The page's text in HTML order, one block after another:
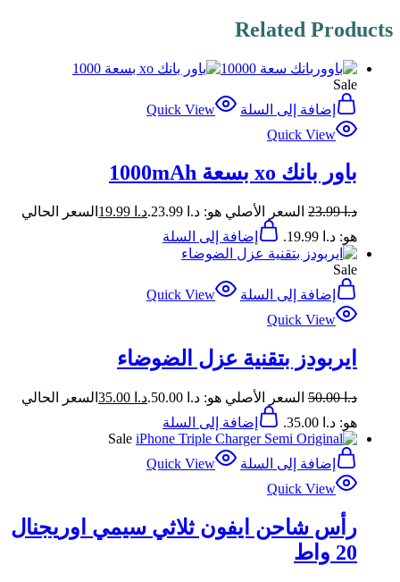
Related Products
Sale
إضافة إلى السلة
Quick View
Quick View
باور بانك xo بسعة 1000mAh
د.ا23.99 السعر الأصلي هو: د.ا 23.99. د.ا
السعر الحالي
هو: د.ا 19.99.
إضافة إلى السلة
Sale
إضافة إلى السلة
Quick View
Quick View
ايربودز بتقنية عزل الضوضاء
د.ا50.00 السعر الأصلي هو: د.ا 50.00. د.ا
السعر الحالي
هو: د.ا 35.00.
إضافة إلى السلة
Sale
إضافة إلى السلة
Quick View
Quick View
رأس شاحن ايفون ثلاثي سيمي اوريجنال
20 واط